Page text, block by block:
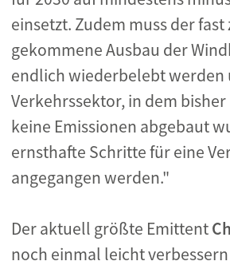
einsetzt. Zudem muss der fast
gekommene Ausbau der
endlich wiederbelebt werden
Verkehrssektor, in dem
keine Emissionen abgebaut
ernsthafte Schritte für eine
angegangen werden."
Der aktuell größte Emittent
noch einmal leicht verbessern